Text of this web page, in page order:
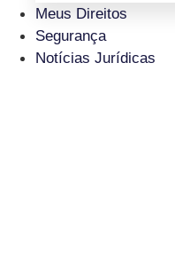
Meus Direitos
Segurança
Notícias Jurídicas